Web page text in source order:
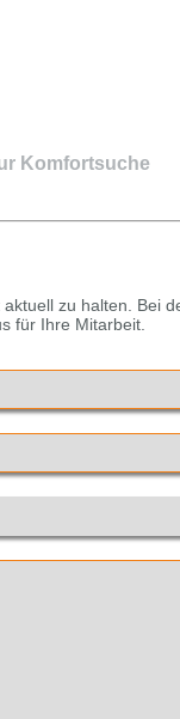
Komfortsuche
zu halten. Bei
für Ihre Mitarbeit.